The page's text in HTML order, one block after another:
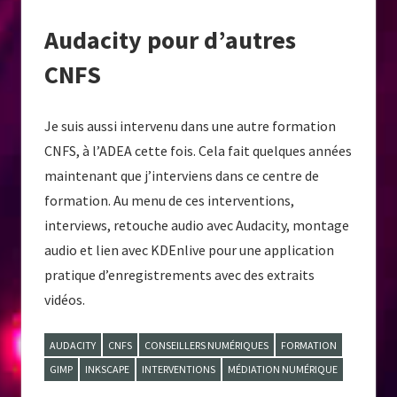
Audacity pour d’autres
CNFS
Je suis aussi intervenu dans une autre formation
CNFS, à l’ADEA cette fois. Cela fait quelques années
maintenant que j’interviens dans ce centre de
formation. Au menu de ces interventions,
interviews, retouche audio avec Audacity, montage
audio et lien avec KDEnlive pour une application
pratique d’enregistrements avec des extraits
vidéos.
AUDACITY CNFS CONSEILLERS NUMÉRIQUES
FORMATION
GIMP
INKSCAPE INTERVENTIONS MÉDIATION NUMÉRIQUE